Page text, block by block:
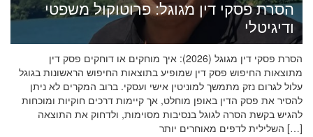
הסרת פסקי דין מגוגל: פרוטוקול משפטי
ודיגיטלי
הסרת פסקי דין מגוגל (2026): איך מוחקים או דוחקים פסק דין
מתוצאות החיפוש פסק דין שמופיע בתוצאות החיפוש הראשונות בגוגל
עלול לגרום נזק מתמשך למוניטין אישי ועסקי. ברוב המקרים לא ניתן
להסיר את פסק הדין באופן מוחלט, אך קיימות דרכים חוקיות ומוכחות
להגיש בקשת הסרה לגוגל בנסיבות מסוימות, ולדחוק את התוצאה
השלילית לדפים מאוחרים יותר […]